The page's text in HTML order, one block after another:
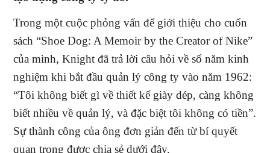
Trong một cuộc phỏng vấn để giới thiệu cho cuốn
sách “Shoe Dog: A Memoir by the Creator of Nike”
của mình, Knight đã trả lời câu hỏi về số năm kinh
nghiệm khi bắt đầu quản lý công ty vào năm 1962:
“Tôi không biết gì về thiết kế giày dép, càng không
biết nhiều về quản lý, và đặc biệt tôi không có tiền”.
Sự thành công của ông đơn giản đến từ bí quyết
quan trọng được chia sẻ dưới đây.